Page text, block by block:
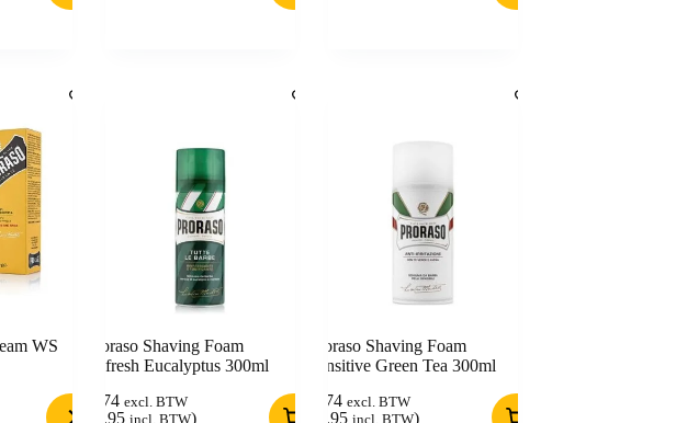
WS
Proraso Shaving Foam
Refresh Eucalyptus 300ml
5,74 excl. BTW
6,95 )
Proraso Shaving Foam
Sensitive Green Tea 300ml
5,74 excl. BTW
6,95 )